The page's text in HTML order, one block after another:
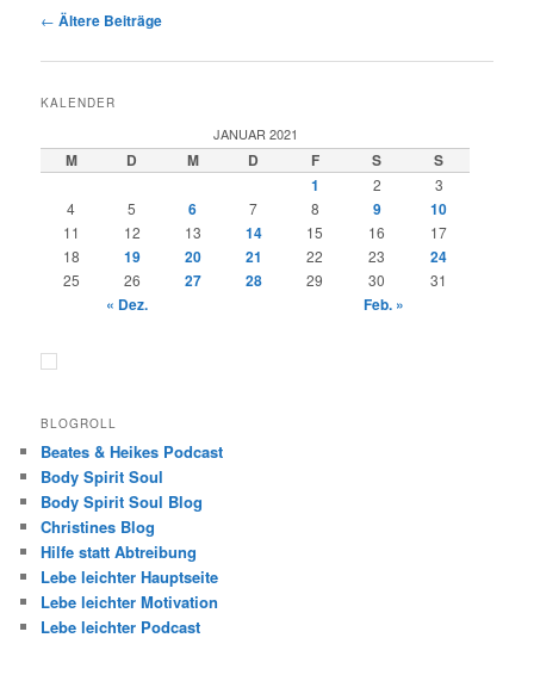
Beitragsnavigation
← Ältere Beiträge
KALENDER
JANUAR 2021
M D M D F S
S
1
2
3
4
5 6 7 8 9 10
11 12 13 14 15 16
17
18
19 20 21 22 23 24
25 26 27 28 29 30 31
« Dez. Feb. »
BLOGROLL
Beates & Heikes Podcast
Body Spirit Soul
Body Spirit Soul Blog
Christines Blog
Hilfe statt Abtreibung
Lebe leichter Hauptseite
Lebe leichter Motivation
Lebe leichter Podcast